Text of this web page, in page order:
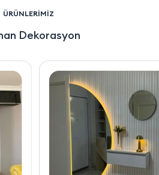
ÜRÜNLERİMİZ
Dekorasyon